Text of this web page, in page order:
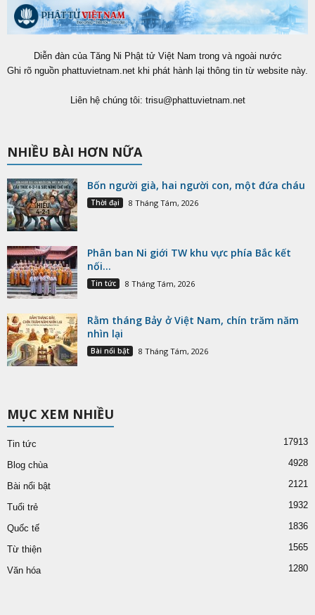
Diễn đàn của Tăng Ni Phật tử Việt Nam trong và ngoài nước
Ghi rõ nguồn phattuvietnam.net khi phát hành lại thông tin từ website này.
Liên hệ chúng tôi: trisu@phattuvietnam.net
NHIỀU BÀI HƠN NỮA
Bốn người già, hai người con, một đứa cháu
Thời đại 8 Tháng Tám, 2026
Phân ban Ni giới TW khu vực phía Bắc kết
nối...
Tin tức 8 Tháng Tám, 2026
Rằm tháng Bảy ở Việt Nam, chín trăm năm
nhìn lại
Bài nổi bật 8 Tháng Tám, 2026
MỤC XEM NHIỀU
Tin tức 17913
Blog chùa 4928
Bài nổi bật 2121
Tuổi trẻ 1932
Quốc tế 1836
Từ thiện 1565
Văn hóa 1280